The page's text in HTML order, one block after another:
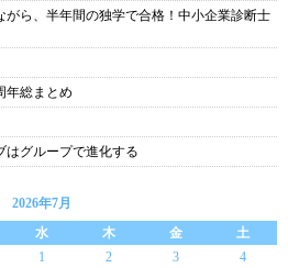
ら、半年間の独学で合格！中小企業診断士
年総まとめ
グループで進化する
2026年7月
水 木 金
土
1
2 3
4